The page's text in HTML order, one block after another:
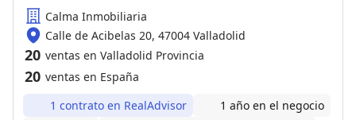
Calma Inmobiliaria
Calle de Acibelas 20, 47004 Valladolid
20 ventas en Valladolid Provincia
20 ventas en España
1 contrato en RealAdvisor
1 año en el negocio